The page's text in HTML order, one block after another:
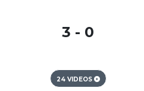
3 - 0
24 VIDEOS